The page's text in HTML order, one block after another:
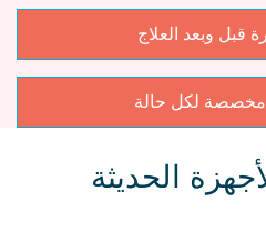
قبل وبعد العلاج
مخصصة لكل حالة
الحديثة